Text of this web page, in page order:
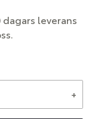
dagars leverans
+